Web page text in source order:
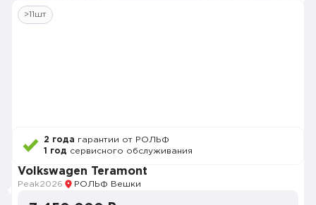
>11шт
2 года гарантии от РОЛЬФ
1 год сервисного обслуживания
Volkswagen Teramont
Peak2026 РОЛЬФ Вешки